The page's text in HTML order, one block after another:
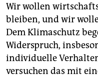
Wir wollen
bleiben, und wir
Dem Klimaschutz
Widerspruch,
individuelle
versuchen das mit